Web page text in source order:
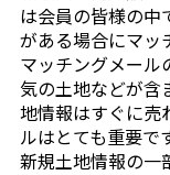
は会員の皆様の中
がある場合にマッ
マッチングメール
気の土地などが含
地情報はすぐに売
ルはとても重要で
新規土地情報の一